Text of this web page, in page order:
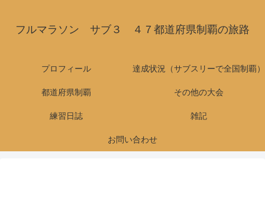
フルマラソン サブ３ ４７都道府県制覇の旅路
プロフィール 達成状況（サブスリーで全国制覇）
都道府県制覇 その他の大会
練習日誌 雑記
お問い合わせ